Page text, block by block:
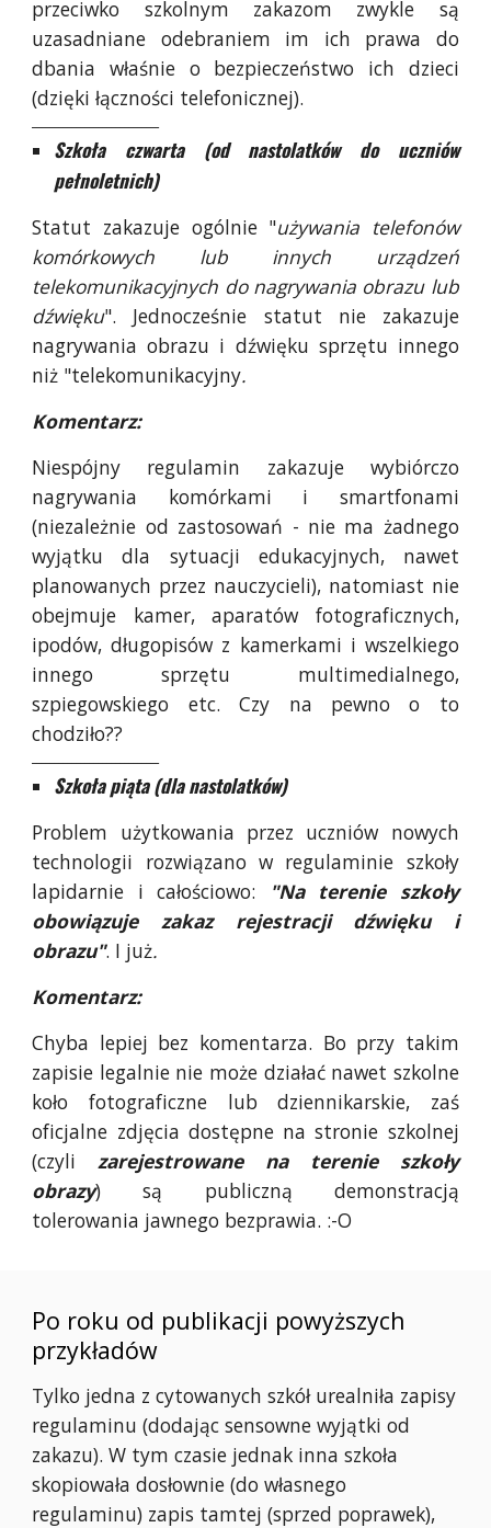
przeciwko szkolnym zakazom zwykle są
uzasadniane odebraniem im ich prawa do
dbania właśnie o bezpieczeństwo ich dzieci
(dzięki łączności telefonicznej).
Szkoła czwarta (od nastolatków do uczniów
pełnoletnich)
Statut zakazuje ogólnie "używania telefonów
komórkowych lub innych urządzeń
telekomunikacyjnych do nagrywania obrazu lub
dźwięku". Jednocześnie statut nie zakazuje
nagrywania obrazu i dźwięku sprzętu innego
niż "telekomunikacyjny.
Komentarz:
Niespójny regulamin zakazuje wybiórczo
nagrywania komórkami i smartfonami
(niezależnie od zastosowań - nie ma żadnego
wyjątku dla sytuacji edukacyjnych, nawet
planowanych przez nauczycieli), natomiast nie
obejmuje kamer, aparatów fotograficznych,
ipodów, długopisów z kamerkami i wszelkiego
innego sprzętu multimedialnego,
szpiegowskiego etc. Czy na pewno o to
chodziło??
Szkoła piąta (dla nastolatków)
Problem użytkowania przez uczniów nowych
technologii rozwiązano w regulaminie szkoły
lapidarnie i całościowo:
"Na terenie szkoły
obowiązuje zakaz rejestracji dźwięku i
obrazu". I już.
Komentarz:
Chyba lepiej bez komentarza. Bo przy takim
zapisie legalnie nie może działać nawet szkolne
koło fotograficzne lub dziennikarskie, zaś
oficjalne zdjęcia dostępne na stronie szkolnej
(czylizarejestrowane na terenie szkoły
obrazy) są publiczną demonstracją
tolerowania jawnego bezprawia. :-O
Po roku od publikacji powyższych
przykładów
Tylko jedna z cytowanych szkół urealniła zapisy
regulaminu (dodając sensowne wyjątki od
zakazu). W tym czasie jednak inna szkoła
skopiowała dosłownie (do własnego
regulaminu) zapis tamtej (sprzed poprawek),